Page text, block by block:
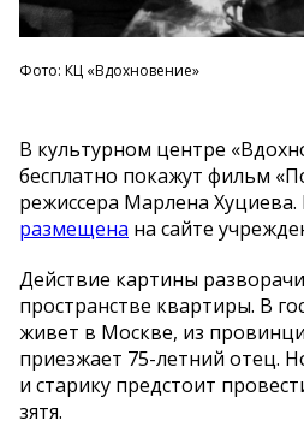
Фото: КЦ «Вдохновение»
В культурном центре
бесплатно покажут фильм
режиссера Марлена
размещена на сайте
Действие картины
пространстве квартиры. В
живет в Москве, из
приезжает 75-летний отец.
и старику предстоит
зятя.